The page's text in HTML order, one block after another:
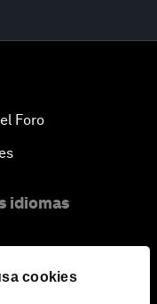
cookies
Foro
idiomas